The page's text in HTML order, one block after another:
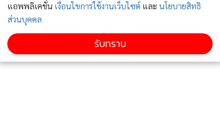
สามารถส่งข้อมูลข่าวสารด้านการท่องเที่ยว-อาหารมาได้ที่ อีเมล์
travel_astvmgr@hotmail.com หรือ ชมคลิปต่าง ๆ ได้ที่
Youtube :Travel MGR
และInstagram : @travelfoodonline
และTikTok : @travelfoodonline
แอพพลิเคชั่น เงื่อนไขการใช้งานเว็บไซต์ และ นโยบายสิทธิ
ส่วนบุคคล
รับทราบ